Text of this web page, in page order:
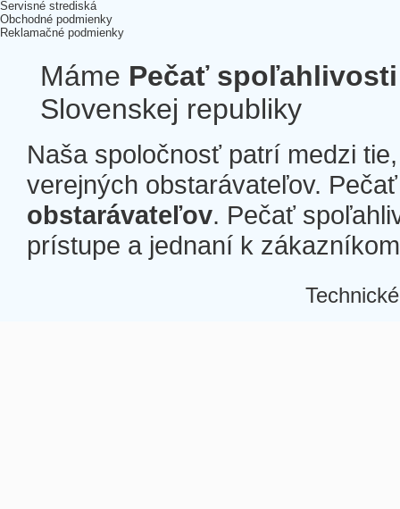
Servisné strediská
Obchodné podmienky
Reklamačné podmienky
Máme Pečať spoľahlivosti
Slovenskej republiky
Naša spoločnosť patrí medzi
verejných obstarávateľov.
obstarávateľov. Pečať
prístupe a jednaní k